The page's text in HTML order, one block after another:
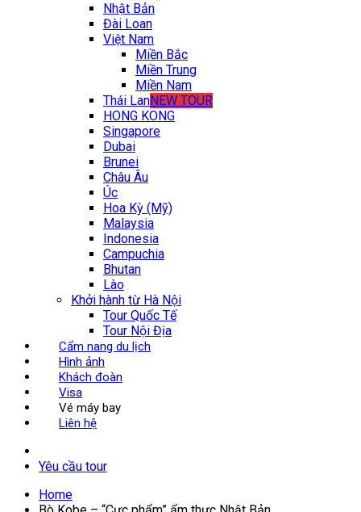
Nhật Bản
Đài Loan
Việt Nam
Miền Bắc
Miền Trung
Miền Nam
Thái LanNEW TOUR
HONG KONG
Singapore
Dubai
Brunei
Châu Âu
Úc
Hoa Kỳ (Mỹ)
Malaysia
Indonesia
Campuchia
Bhutan
Lào
Khởi hành từ Hà Nội
Tour Quốc Tế
Tour Nội Địa
Cẩm nang du lịch
Hình ảnh
Khách đoàn
Visa
Vé máy bay
Liên hệ
Yêu cầu tour
Home